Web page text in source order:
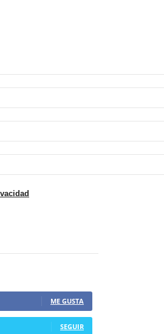
ME GUSTA
SEGUIR